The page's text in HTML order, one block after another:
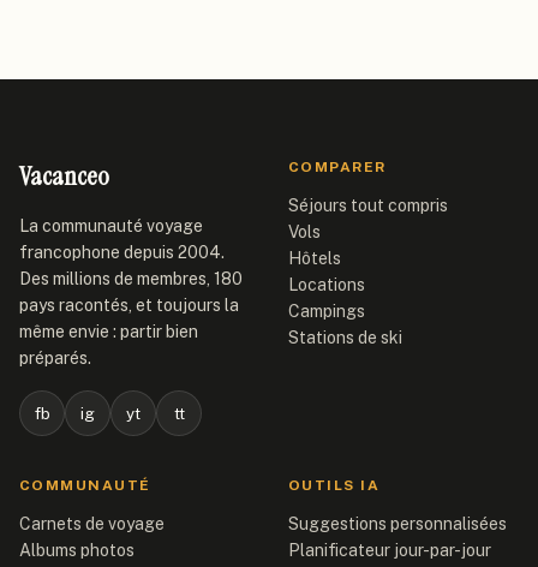
Vacanceo
La communauté voyage
francophone depuis 2004.
Des millions de membres, 180
pays racontés, et toujours la
même envie : partir bien
préparés.
fb ig yt tt
COMPARER
Séjours tout compris
Vols
Hôtels
Locations
Campings
Stations de ski
COMMUNAUTÉ
Carnets de voyage
Albums photos
OUTILS IA
Suggestions personnalisées
Planificateur jour-par-jour